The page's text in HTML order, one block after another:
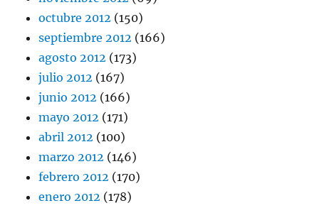
octubre 2012 (150)
septiembre 2012 (166)
agosto 2012 (173)
julio 2012 (167)
junio 2012 (166)
mayo 2012 (171)
abril 2012 (100)
marzo 2012 (146)
febrero 2012 (170)
enero 2012 (178)